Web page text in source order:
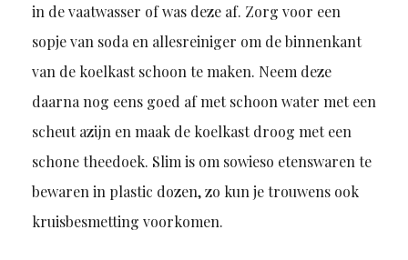
in de vaatwasser of was deze af. Zorg voor een
sopje van soda en allesreiniger om de binnenkant
van de koelkast schoon te maken. Neem deze
daarna nog eens goed af met schoon water met een
scheut azijn en maak de koelkast droog met een
schone theedoek. Slim is om sowieso etenswaren te
bewaren in plastic dozen, zo kun je trouwens ook
kruisbesmetting voorkomen.